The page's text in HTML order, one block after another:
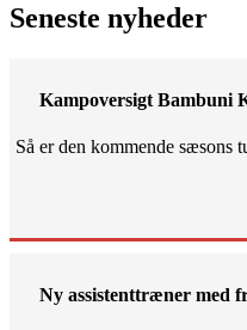
Seneste nyheder
Kampoversigt Bambuni
Så er den kommende sæsons
Ny assistenttræner med